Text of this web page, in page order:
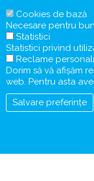
Tichete /
Coronavirus
Protecția
Cookies de bază
Necesare pentru
Statistici
Statistici privind
Reclame
Dorim să vă afișăm
web. Pentru asta
Salvare preferințe